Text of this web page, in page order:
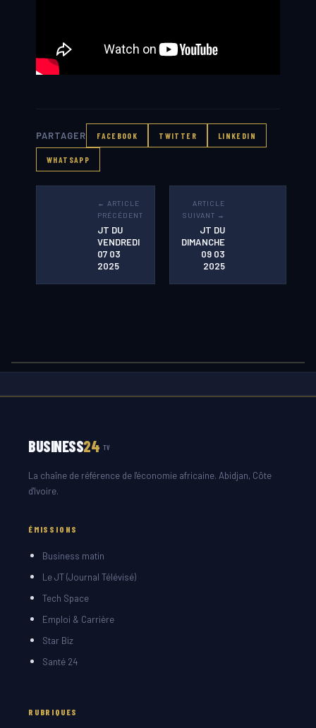
PARTAGER FACEBOOK TWITTER LINKEDIN
WHATSAPP
← ARTICLE
PRÉCÉDENT
JT DU
VENDREDI
07 03
2025
ARTICLE
SUIVANT →
JT DU
DIMANCHE
09 03
2025
BUSINESS24 TV
La chaîne de référence de l'économie africaine. Abidjan, Côte
d'Ivoire.
ÉMISSIONS
Business matin
Le JT (Journal Télévisé)
Tech Space
Emploi & Carrière
Star Biz
Santé 24
RUBRIQUES